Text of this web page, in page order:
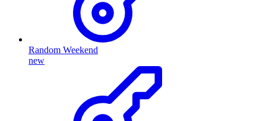
Random Weekend
new